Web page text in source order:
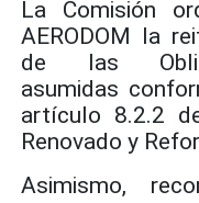
La Comisión
AERODOM la
de las
asumidas
artículo 8.2.2
Renovado y
Asimismo,